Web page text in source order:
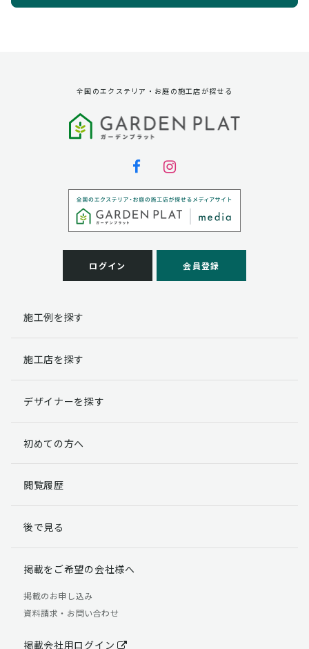
第三者への提供
弊社は法律で定められている場合を除いて、お客様の個
個人情報の取扱い業務の委託
弊社は事業運営上、お客様により良いサービスを提供す
るために業務の一部を外部に委託しており、業務委託先
客様には、貴殿の個人情報の利用目的の通知、開示、訂
理・機密保持などによりお客様の個人情報の漏洩防止に
個人情報提出の任意性
す。
らかじめご了承ください。
個人情報の開示請求について
る権利があります。
「個人情報の取り扱いについて」
【お問合せ先】 個人情報問合せ窓口
TEL：03-5411-7891（平日9:00 ～ 18:00）
全国のエクステリア・お庭の施工店が探せる
ログイン 会員登録
施工例を探す
施工店を探す
デザイナーを探す
初めての方へ
閲覧履歴
後で見る
掲載をご希望の会社様へ
掲載のお申し込み
資料請求・お問い合わせ
掲載会社用ログイン